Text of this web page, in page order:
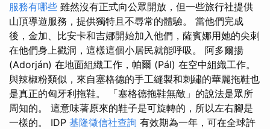
服務有哪些 雖然沒有正式向公眾開放，但一些旅行社提供
山頂導遊服務，提供獨特且不尋常的體驗。 當他們完成
後，金加、比安卡和吉娜開始加入他們，薩賓娜用她的尖刺
在他們身上戳洞，這樣這個小居民就能呼吸。 阿多爾揚
(Adorján) 在地面組織工作，帕爾 (Pál) 在空中組織工作。
與辣椒粉類似，來自塞格德的手工縫製和刺繡的華麗拖鞋也
是真正的匈牙利拖鞋。 「塞格德拖鞋無敵」的說法是眾所
周知的。 這意味著原來的鞋子是可旋轉的，所以左右腳是
一樣的。 IDP 基隆徵信社查詢 有效期為一年，可在全球許